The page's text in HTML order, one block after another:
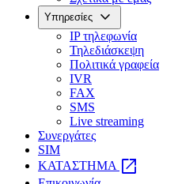
Υπηρεσίες expand_more
IP τηλεφωνία
Τηλεδιάσκεψη
Πολιτικά γραφεία
IVR
FAX
SMS
Live streaming
Συνεργάτες
SIM
ΚΑΤΑΣΤΗΜΑ open_in_new